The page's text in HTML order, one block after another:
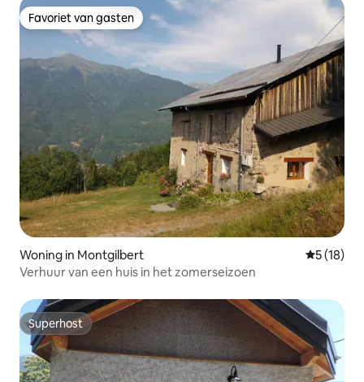
Favoriet van gasten
Favoriet van gasten
Woning in Montgilbert
5 (18)
Verhuur van een huis in het zomerseizoen
Superhost
Superhost